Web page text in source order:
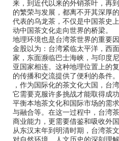
来，到近代以来的外销茶叶，再
的繁荣与发展，都离不开其深厚
代表的乌龙茶，不仅是中国茶史
动中国茶文化走向世界的桥梁。
地理环境也是台湾茶世界的重要因
金股以为：台湾紧临太平洋，西
家，东面濒临巴士海峡，与印度
亚国家相连。这种地理位置上的
的传播和交流提供了便利的条件。
，作为国际化的茶文化大国，台
它需要克服许多挑战才能取得成
平衡本地茶文化和国际市场的需
与融合等。在这一过程中，台湾
商业能力，更需要借鉴和吸收外国
从东汉末年到明清时期，台湾茶